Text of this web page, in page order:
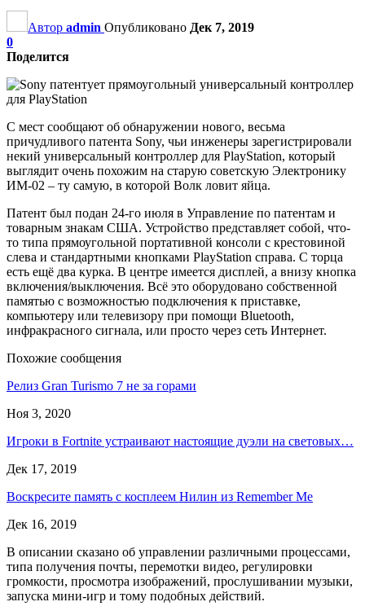
Автор admin Опубликовано Дек 7, 2019
0
Поделится
С мест сообщают об обнаружении нового, весьма
причудливого патента Sony, чьи инженеры зарегистрировали
некий универсальный контроллер для PlayStation, который
выглядит очень похожим на старую советскую Электронику
ИМ-02 – ту самую, в которой Волк ловит яйца.
Патент был подан 24-го июля в Управление по патентам и
товарным знакам США. Устройство представляет собой, что-
то типа прямоугольной портативной консоли с крестовиной
слева и стандартными кнопками PlayStation справа. С торца
есть ещё два курка. В центре имеется дисплей, а внизу кнопка
включения/выключения. Всё это оборудовано собственной
памятью с возможностью подключения к приставке,
компьютеру или телевизору при помощи Bluetooth,
инфракрасного сигнала, или просто через сеть Интернет.
Похожие сообщения
Релиз Gran Turismo 7 не за горами
Ноя 3, 2020
Игроки в Fortnite устраивают настоящие дуэли на световых…
Дек 17, 2019
Воскресите память с косплеем Нилин из Remember Me
Дек 16, 2019
В описании сказано об управлении различными процессами,
типа получения почты, перемотки видео, регулировки
громкости, просмотра изображений, прослушивании музыки,
запуска мини-игр и тому подобных действий.